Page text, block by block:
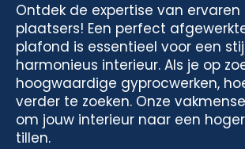
Ontdek de expertise van
plaatsers! Een perfect
plafond is essentieel voor een
harmonieus interieur. Als je op
hoogwaardige gyprocwerken,
verder te zoeken. Onze
om jouw interieur naar een
tillen.